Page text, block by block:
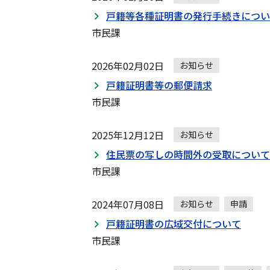
戸籍等各種証明書の発行手続きにつ
市民課
2026年02月02日 お知らせ
戸籍証明書等の郵便請求
市民課
2025年12月12日 お知らせ
住民票の写しの時間外の受取について
市民課
2024年07月08日 お知らせ 申請
戸籍証明書の広域交付について
市民課